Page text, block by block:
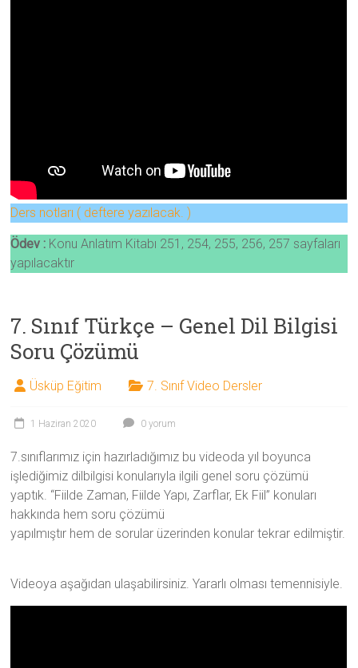
Ders notları ( deftere yazılacak. )
Ödev : Konu Anlatım Kitabı 251, 254, 255, 256, 257 sayfaları
yapılacaktır
7. Sınıf Türkçe – Genel Dil Bilgisi
Soru Çözümü
Üsküp Eğitim 7. Sınıf Video Dersler
1 Haziran 2020 0 yorum
7.sınıflarımız için hazırladığımız bu videoda yıl boyunca
işlediğimiz dilbilgisi konularıyla ilgili genel soru çözümü
yaptık. “Fiilde Zaman, Fiilde Yapı, Zarflar, Ek Fiil” konuları
hakkında hem soru çözümü
yapılmıştır hem de sorular üzerinden konular tekrar edilmiştir.
Videoya aşağıdan ulaşabilirsiniz. Yararlı olması temennisiyle.